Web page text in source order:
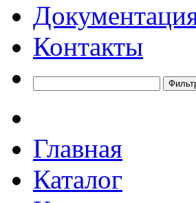
Контакты
Главная
Каталог